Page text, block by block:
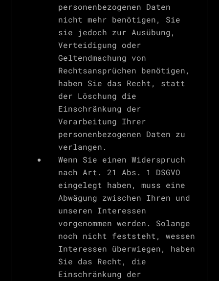
personenbezogenen Daten
nicht mehr benötigen, Sie
sie jedoch zur Ausübung,
Verteidigung oder
Geltendmachung von
Rechtsansprüchen benötigen,
haben Sie das Recht, statt
der Löschung die
Einschränkung der
Verarbeitung Ihrer
personenbezogenen Daten zu
verlangen.
Wenn Sie einen Widerspruch
nach Art. 21 Abs. 1 DSGVO
eingelegt haben, muss eine
Abwägung zwischen Ihren und
unseren Interessen
vorgenommen werden. Solange
noch nicht feststeht, wessen
Interessen überwiegen, haben
Sie das Recht, die
Einschränkung der